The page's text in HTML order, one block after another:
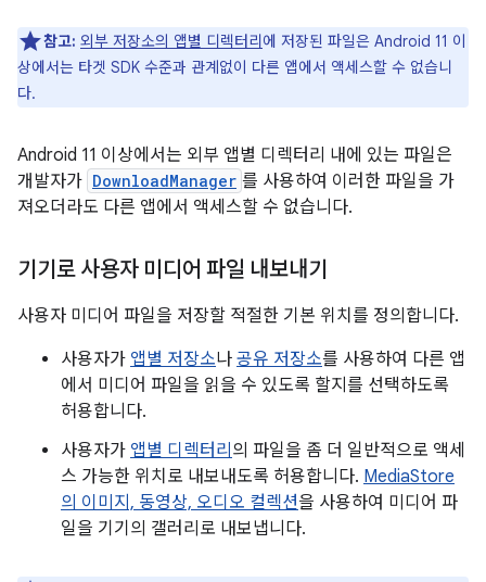
참고: 외부 저장소의 앱별 디렉터리에 저장된 파일은 Android 11 이
상에서는 타겟 SDK 수준과 관계없이 다른 앱에서 액세스할 수 없습니
다.
Android 11 이상에서는 외부 앱별 디렉터리 내에 있는 파일은
개발자가 DownloadManager 를 사용하여 이러한 파일을 가
져오더라도 다른 앱에서 액세스할 수 없습니다.
기기로 사용자 미디어 파일 내보내기
사용자 미디어 파일을 저장할 적절한 기본 위치를 정의합니다.
사용자가 앱별 저장소나 공유 저장소를 사용하여 다른 앱
에서 미디어 파일을 읽을 수 있도록 할지를 선택하도록
허용합니다.
사용자가 앱별 디렉터리 의 파일을 좀 더 일반적으로 액세
스 가능한 위치로 내보내도록 허용합니다. MediaStore
의 이미지, 동영상, 오디오 컬렉션을 사용하여 미디어 파
일을 기기의 갤러리로 내보냅니다.